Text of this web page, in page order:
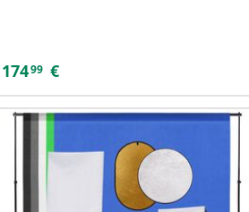
17499 €